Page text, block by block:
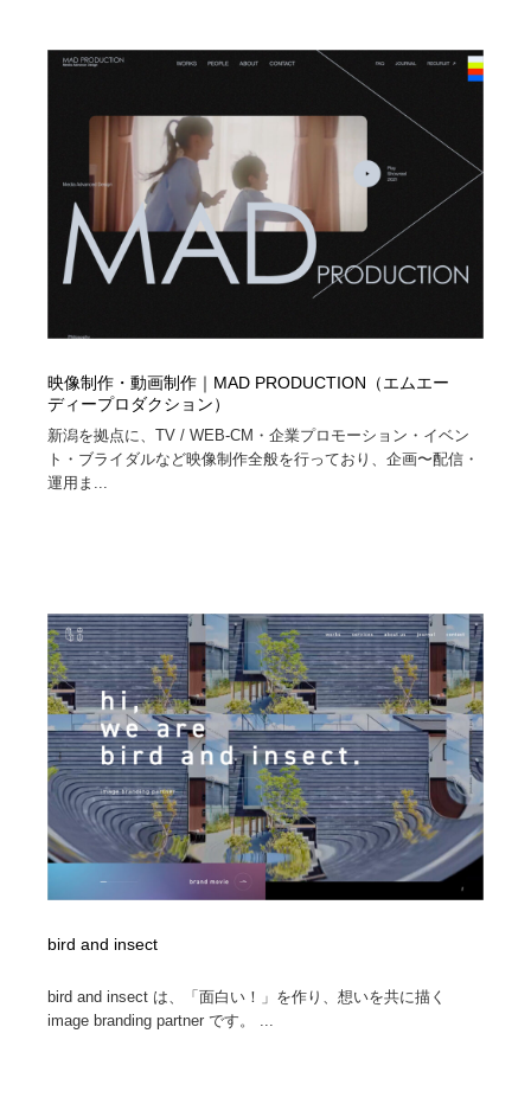
映像制作・動画制作｜MAD PRODUCTION（エムエー
ディープロダクション）
新潟を拠点に、TV / WEB-CM・企業プロモーション・イベン
ト・ブライダルなど映像制作全般を行っており、企画〜配信・
運用ま...
bird and insect
bird and insect は、「面白い！」を作り、想いを共に描く
image branding partner です。 ...